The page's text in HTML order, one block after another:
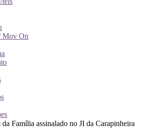
Mov On
Família assinalado no JI da Carapinheira